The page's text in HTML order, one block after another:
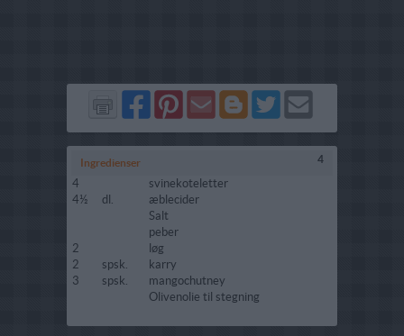
Del
på
Facebook
Del
på
Pinterest
Send
via
GMail
Del
på
Blogger
Del
på
Twitter
Send
Ingredienser 4
4
svinekoteletter
4½
dl.
æblecider
Salt
peber
2
løg
2
spsk.
karry
3
spsk.
mangochutney
Olivenolie til stegning